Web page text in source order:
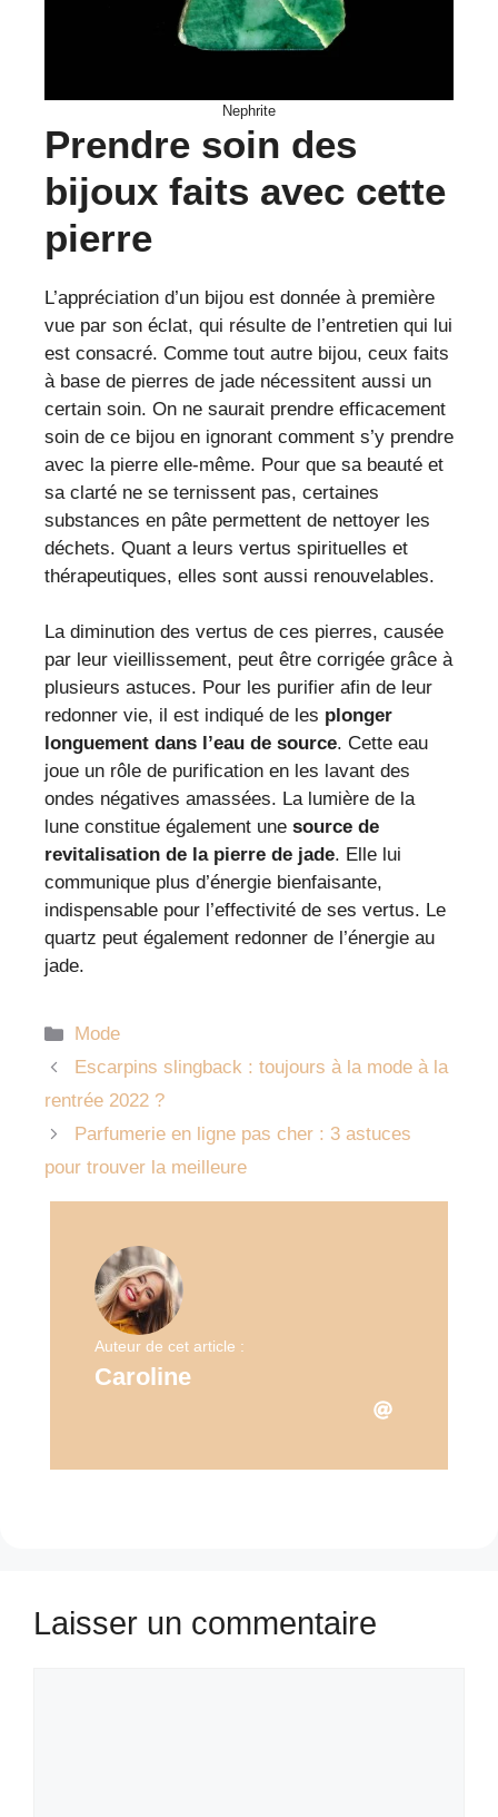
Nephrite
Prendre soin des
bijoux faits avec cette
pierre
L’appréciation d’un bijou est donnée à première
vue par son éclat, qui résulte de l’entretien qui lui
est consacré. Comme tout autre bijou, ceux faits
à base de pierres de jade nécessitent aussi un
certain soin. On ne saurait prendre efficacement
soin de ce bijou en ignorant comment s’y prendre
avec la pierre elle-même. Pour que sa beauté et
sa clarté ne se ternissent pas, certaines
substances en pâte permettent de nettoyer les
déchets. Quant a leurs vertus spirituelles et
thérapeutiques, elles sont aussi renouvelables.
La diminution des vertus de ces pierres, causée
par leur vieillissement, peut être corrigée grâce à
plusieurs astuces. Pour les purifier afin de leur
redonner vie, il est indiqué de les plonger
longuement dans l’eau de source. Cette eau
joue un rôle de purification en les lavant des
ondes négatives amassées. La lumière de la
lune constitue également une source de
revitalisation de la pierre de jade. Elle lui
communique plus d’énergie bienfaisante,
indispensable pour l’effectivité de ses vertus. Le
quartz peut également redonner de l’énergie au
jade.
Catégories
Mode
Escarpins slingback : toujours à la mode à la
rentrée 2022 ?
Parfumerie en ligne pas cher : 3 astuces
pour trouver la meilleure
Auteur de cet article :
Caroline
Laisser un commentaire